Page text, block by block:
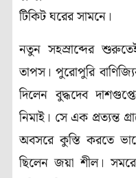
টিকিট ঘরের সামনে।
নতুন সহস্রাব্দের
তাপস। পুরোপুরি
দিলেন বুদ্ধদেব
নিমাই। সে এক প্রত্যন্ত
অবসরে কুস্তি করতে
ছিলেন জয়া শীল।